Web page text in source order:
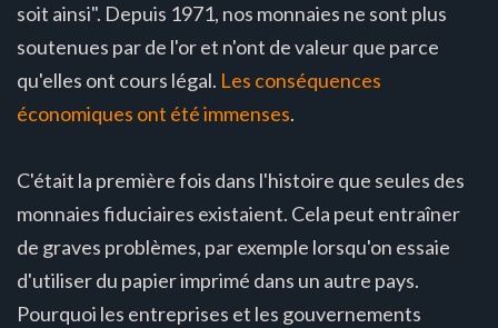
soit ainsi". Depuis 1971, nos monnaies ne sont plus
soutenues par de l'or et n'ont de valeur que parce
qu'elles ont cours légal. Les conséquences
économiques ont été immenses.
C'était la première fois dans l'histoire que seules des
monnaies fiduciaires existaient. Cela peut entraîner
de graves problèmes, par exemple lorsqu'on essaie
d'utiliser du papier imprimé dans un autre pays.
Pourquoi les entreprises et les gouvernements